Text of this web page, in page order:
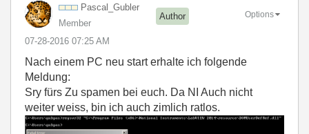
Pascal_Gubler
Member
Author
‎07-28-2016 07:25 AM
Options
Nach einem PC neu start erhalte ich folgende
Meldung:
Sry fürs Zu spamen bei euch. Da NI Auch nicht
weiter weiss, bin ich auch zimlich ratlos.